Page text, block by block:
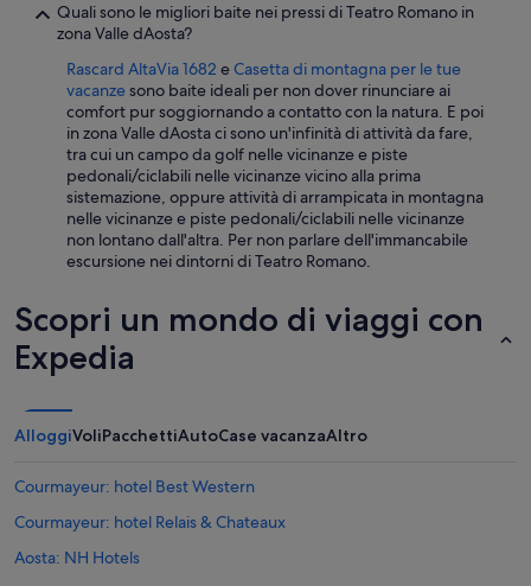
Quali sono le migliori baite nei pressi di Teatro Romano in
zona Valle dAosta?
Rascard AltaVia 1682 eCasetta di montagna per le tue
vacanzesono baite ideali per non dover rinunciare ai
comfort pur soggiornando a contatto con la natura. E poi
in zona Valle dAosta ci sono un'infinità di attività da fare,
tra cui un campo da golf nelle vicinanze e piste
pedonali/ciclabili nelle vicinanze vicino alla prima
sistemazione, oppure attività di arrampicata in montagna
nelle vicinanze e piste pedonali/ciclabili nelle vicinanze
non lontano dall'altra. Per non parlare dell'immancabile
escursione nei dintorni di Teatro Romano.
Scopri un mondo di viaggi con
Expedia
AlloggiVoliPacchettiAutoCase vacanzaAltro
Courmayeur: hotel Best Western
Courmayeur: hotel Relais & Chateaux
Aosta: NH Hotels